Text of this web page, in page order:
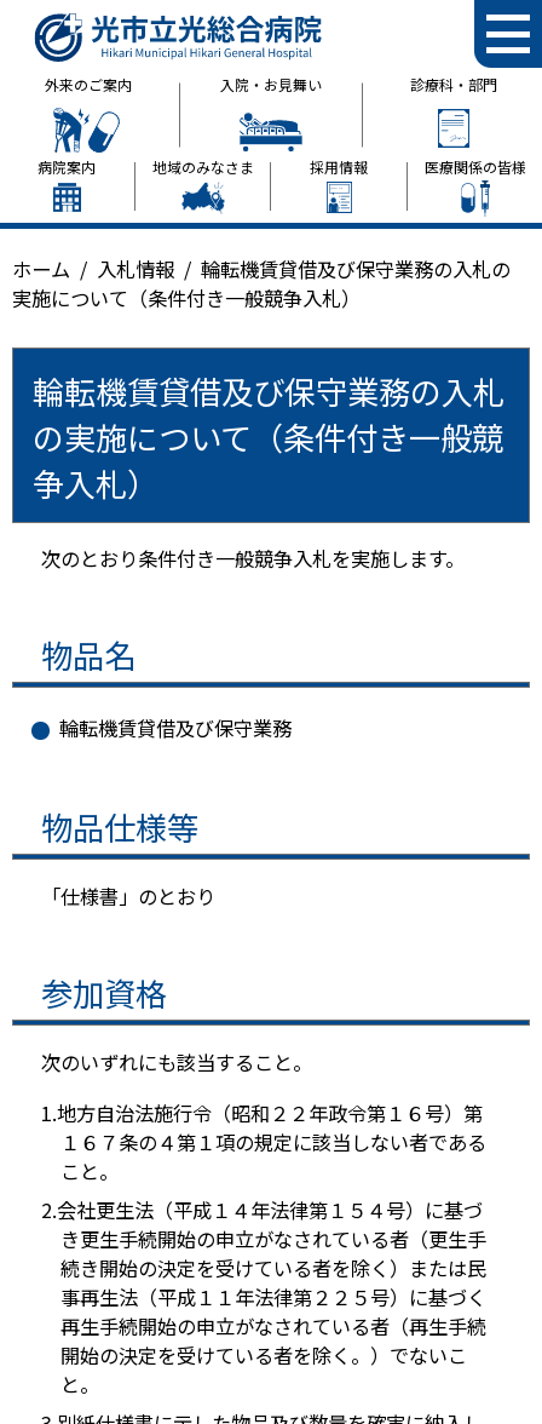
光市立光総合病院
外来のご案内 入院・お見舞い 診療科・部門
病院案内 地域のみなさま 採用情報 医療関係の皆様
ホーム 入札情報
輪転機賃貸借及び保守業務の入札の
実施について（条件付き一般競争入札）
輪転機賃貸借及び保守業務の入札
の実施について（条件付き一般競
争入札）
次のとおり条件付き一般競争入札を実施します。
物品名
輪転機賃貸借及び保守業務
物品仕様等
「仕様書」のとおり
参加資格
次のいずれにも該当すること。
地方自治法施行令（昭和２２年政令第１６号）第
１６７条の４第１項の規定に該当しない者である
こと。
会社更生法（平成１４年法律第１５４号）に基づ
き更生手続開始の申立がなされている者（更生手
続き開始の決定を受けている者を除く）または民
事再生法（平成１１年法律第２２５号）に基づく
再生手続開始の申立がなされている者（再生手続
開始の決定を受けている者を除く。）でないこ
と。